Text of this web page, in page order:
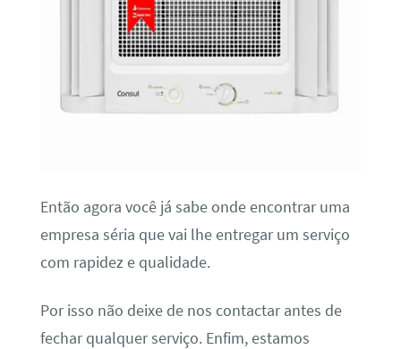
Então agora você já sabe onde encontrar uma
empresa séria que vai lhe entregar um serviço
com rapidez e qualidade.
Por isso não deixe de nos contactar antes de
fechar qualquer serviço. Enfim, estamos